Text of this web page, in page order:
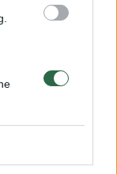
00:10:20
27
20